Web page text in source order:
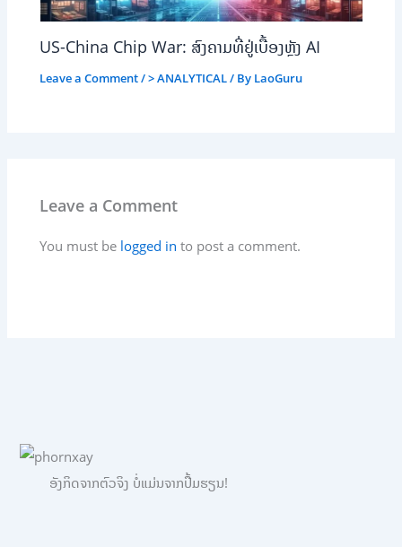
US-China Chip War: ສົງຄາມທີ່ຢູ່ເບື້ອງຫຼັງ AI
Leave a Comment/> ANALYTICAL/ By LaoGuru
Leave a Comment
You must be logged in to post a comment.
ອັງກິດຈາກຕົວຈິງ ບໍ່ແມ່ນຈາກປື້ມຮຽນ!